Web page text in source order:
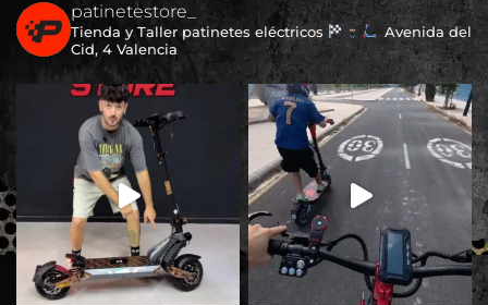
patinetestore_
Tienda y Taller patinetes eléctricos
Avenida del
Cid, 4 Valencia